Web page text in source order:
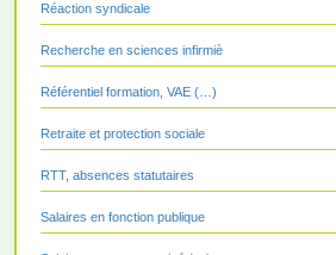
Réaction syndicale
Recherche en sciences infirmiè
Référentiel formation, VAE (…)
Retraite et protection sociale
RTT, absences statutaires
Salaires en fonction publique